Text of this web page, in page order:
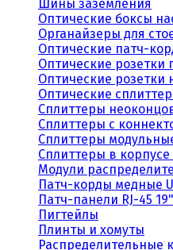
Шины заземления
Оптические боксы
Органайзеры для
Оптические патч-
Оптические розетки
Оптические розетки
Оптические
Сплиттеры
Сплиттеры с
Сплиттеры
Сплиттеры в корпусе
Модули
Патч-корды медные
Патч-панели RJ-45 19"
Пигтейлы
Плинты и хомуты
Распределительные